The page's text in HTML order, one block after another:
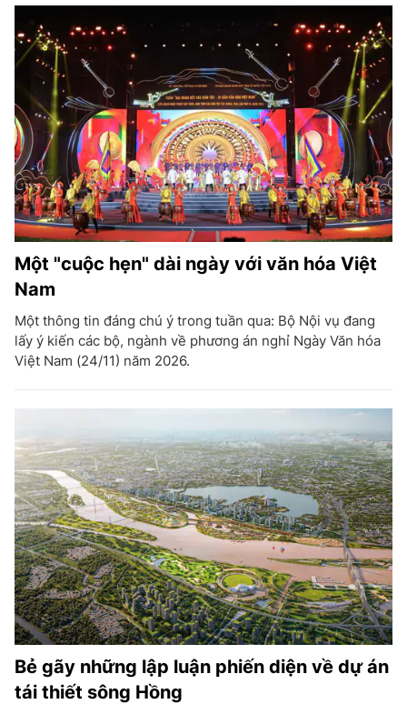
Một "cuộc hẹn" dài ngày với văn hóa Việt
Nam
Một thông tin đáng chú ý trong tuần qua: Bộ Nội vụ đang
lấy ý kiến các bộ, ngành về phương án nghỉ Ngày Văn hóa
Việt Nam (24/11) năm 2026.
Bẻ gãy những lập luận phiến diện về dự án
tái thiết sông Hồng